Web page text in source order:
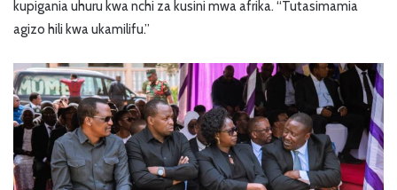
kupigania uhuru kwa nchi za kusini mwa afrika. “Tutasimamia
agizo hili kwa ukamilifu.”